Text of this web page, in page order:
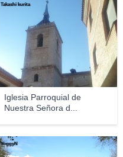
Iglesia Parroquial de
Nuestra Señora d...
Takashi kurita
YoggyN